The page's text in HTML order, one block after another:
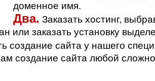
доменное имя.
Два. Заказать хостинг,
или заказать установку
создание сайта у нашего
создание сайта любой